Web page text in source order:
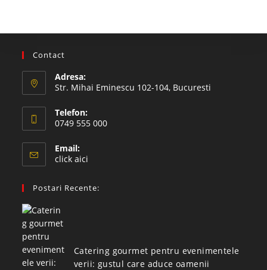
Contact
Adresa:
Str. Mihai Eminescu 102-104, Bucuresti
Telefon:
0749 555 000
Email:
click aici
Postari Recente:
Catering gourmet pentru evenimentele
verii: gustul care aduce oamenii